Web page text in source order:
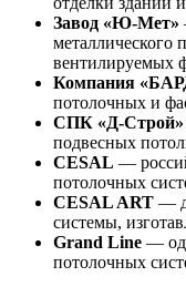
Завод «Ю-Мет»
металлического
вентилируемых
Компания
потолочных и
СПК «Д-Строй»
подвесных
CESAL —
потолочных
CESAL ART —
системы,
Grand Line —
потолочных